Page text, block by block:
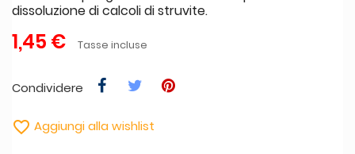
dissoluzione di calcoli di struvite.
1,45 € Tasse incluse
Condividere
 Aggiungi alla wishlist